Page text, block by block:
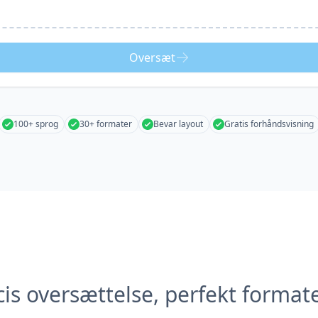
Oversæt
100+ sprog 30+ formater Bevar layout Gratis forhåndsvisning
oversættelse, perfekt